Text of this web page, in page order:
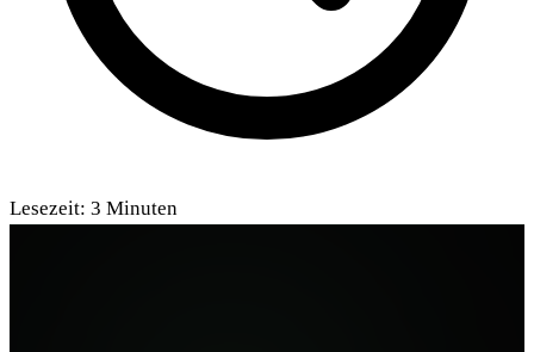
Lesezeit: 3 Minuten